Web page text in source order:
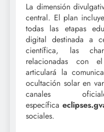
La dimensión
central. El plan
todas las etapas
digital destinada a
científica, las
relacionadas con
articulará la
ocultación solar en
canales
específica
sociales.